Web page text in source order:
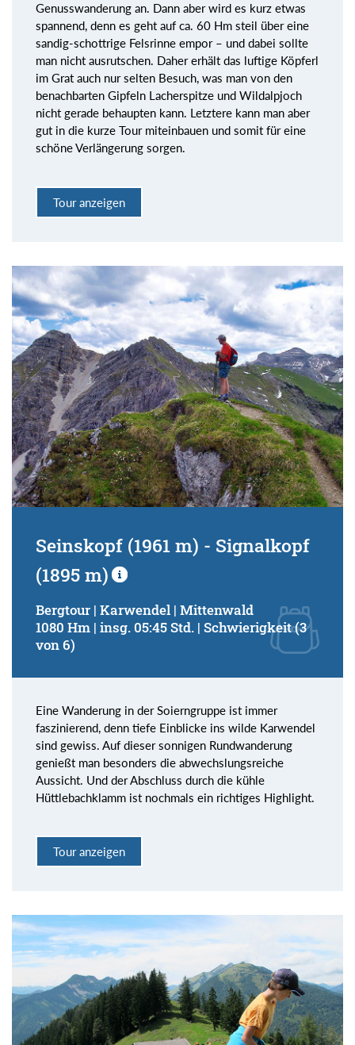
Genusswanderung an. Dann aber wird es kurz etwas
spannend, denn es geht auf ca. 60 Hm steil über eine
sandig-schottrige Felsrinne empor – und dabei sollte
man nicht ausrutschen. Daher erhält das luftige Köpferl
im Grat auch nur selten Besuch, was man von den
benachbarten Gipfeln Lacherspitze und Wildalpjoch
nicht gerade behaupten kann. Letztere kann man aber
gut in die kurze Tour miteinbauen und somit für eine
schöne Verlängerung sorgen.
Tour anzeigen
Seinskopf (1961 m) - Signalkopf
(1895 m)
Bergtour | Karwendel | Mittenwald
1080 Hm | insg. 05:45 Std. | Schwierigkeit (3
von 6)
Eine Wanderung in der Soierngruppe ist immer
faszinierend, denn tiefe Einblicke ins wilde Karwendel
sind gewiss. Auf dieser sonnigen Rundwanderung
genießt man besonders die abwechslungsreiche
Aussicht. Und der Abschluss durch die kühle
Hüttlebachklamm ist nochmals ein richtiges Highlight.
Tour anzeigen